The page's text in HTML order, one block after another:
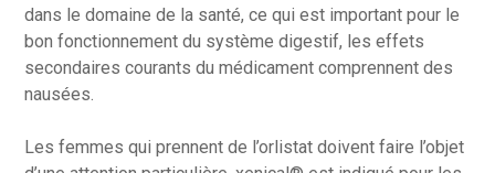
dans le domaine de la santé, ce qui est important pour le
bon fonctionnement du système digestif, les effets
secondaires courants du médicament comprennent des
nausées.
Les femmes qui prennent de l’orlistat doivent faire l’objet